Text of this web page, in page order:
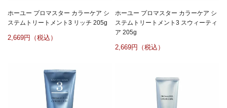
ホーユー プロマスター カラーケア シ
ステムトリートメント3 リッチ 205g
2,669
ホーユー プロマスター カラーケア シ
ステムトリートメント3 スウィーティ
ア 205g
2,669